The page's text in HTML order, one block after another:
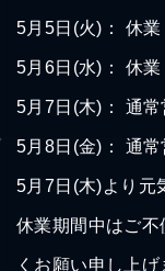
5月5日(火)： 休業
5月6日(水)： 休業
5月7日(木)： 通常
5月8日(金)： 通常
5月7日(木)より元
休業期間中はご
くお願い申し上げ